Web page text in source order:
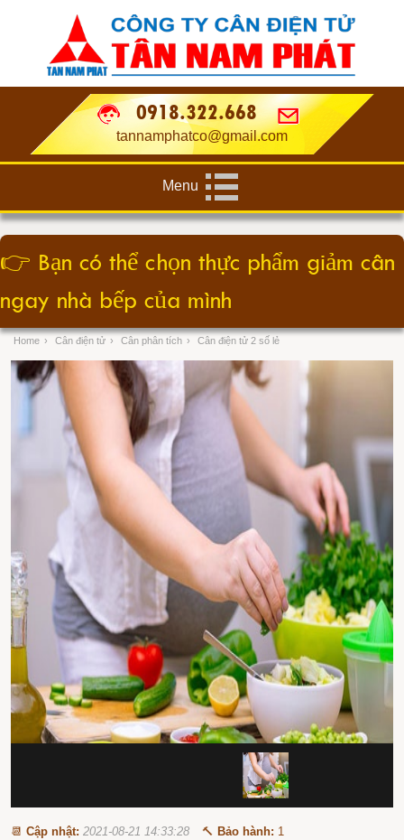
0918.322.668
tannamphatco@gmail.com
Menu
👉 Bạn có thể chọn thực phẩm giảm cân
ngay nhà bếp của mình
Home › Cân điện tử › Cân phân tích › Cân điện tử 2 số lẻ
📆Cập nhật: 2021-08-21 14:33:28 🔨 Bảo hành: 1